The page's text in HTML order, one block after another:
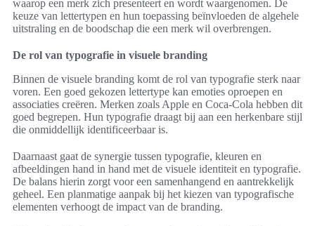
waarop een merk zich presenteert en wordt waargenomen. De
keuze van lettertypen en hun toepassing beïnvloeden de algehele
uitstraling en de boodschap die een merk wil overbrengen.
De rol van typografie in visuele branding
Binnen de visuele branding komt de rol van typografie sterk naar
voren. Een goed gekozen lettertype kan emoties oproepen en
associaties creëren. Merken zoals Apple en Coca-Cola hebben dit
goed begrepen. Hun typografie draagt bij aan een herkenbare stijl
die onmiddellijk identificeerbaar is.
Daarnaast gaat de synergie tussen typografie, kleuren en
afbeeldingen hand in hand met de visuele identiteit en typografie.
De balans hierin zorgt voor een samenhangend en aantrekkelijk
geheel. Een planmatige aanpak bij het kiezen van typografische
elementen verhoogt de impact van de branding.